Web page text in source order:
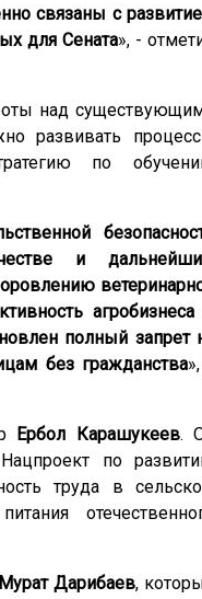
связаны с
для Сената», -
над
развивать
по
и
полный запрет
без гражданства
Ербол Карашукеев.
по
труда в
Мурат Дарибаев,